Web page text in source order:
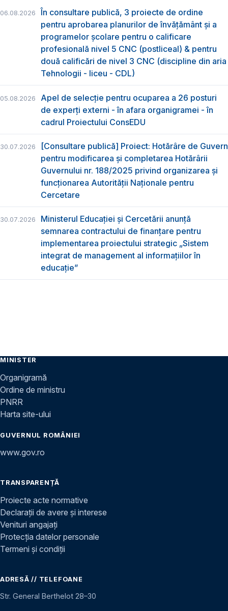
06.08.2026
În consultare publică, 3 proiecte de ordine
pentru aprobarea planurilor de învățământ și a
programelor școlare pentru o calificare
profesională nivel 5 CNC (postliceal) & pentru
două calificări de nivel 3 CNC (discipline din aria
Tehnologii - liceu - CDL)
05.08.2026
Apel de selecție pentru ocuparea a 26 posturi
de experți externi - în afara organigramei - în
cadrul Proiectului ConsEDU
30.07.2026
[Consultare publică] Proiect: Hotărâre de Guvern
pentru modificarea și completarea Hotărârii
Guvernului nr. 188/2025 privind organizarea şi
funcţionarea Autorităţii Naţionale pentru
Cercetare
30.07.2026
Ministerul Educației și Cercetării anunță
semnarea contractului de finanțare pentru
implementarea proiectului strategic „Sistem
integrat de management al informațiilor în
educație”
MINISTER
Organigramă
Ordine de ministru
PNRR
Harta site-ului
GUVERNUL ROMÂNIEI
www.gov.ro
TRANSPARENȚĂ
Proiecte acte normative
Declarații de avere și interese
Venituri angajați
Protecția datelor personale
Termeni și condiții
ADRESĂ // TELEFOANE
Str. General Berthelot 28–30